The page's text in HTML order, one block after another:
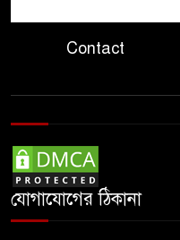
১০
Contact
যোগাযোগের ঠিকানা